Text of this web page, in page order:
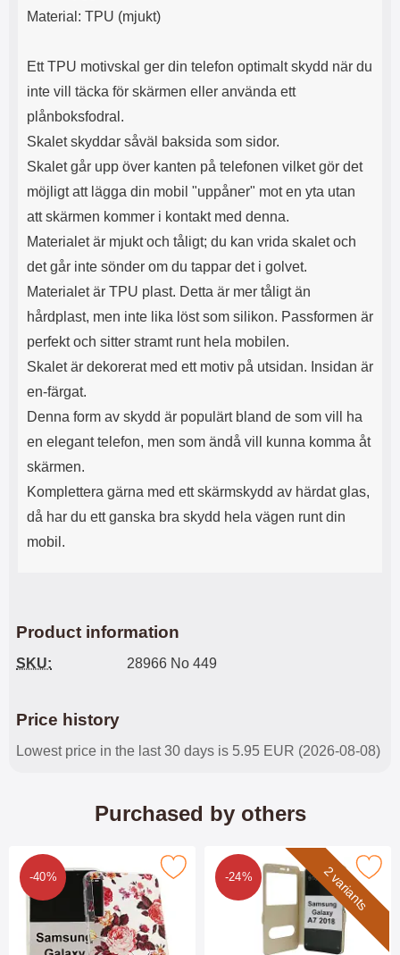
Material: TPU (mjukt)
Ett TPU motivskal ger din telefon optimalt skydd när du
inte vill täcka för skärmen eller använda ett
plånboksfodral.
Skalet skyddar såväl baksida som sidor.
Skalet går upp över kanten på telefonen vilket gör det
möjligt att lägga din mobil "uppåner" mot en yta utan
att skärmen kommer i kontakt med denna.
Materialet är mjukt och tåligt; du kan vrida skalet och
det går inte sönder om du tappar det i golvet.
Materialet är TPU plast. Detta är mer tåligt än
hårdplast, men inte lika löst som silikon. Passformen är
perfekt och sitter stramt runt hela mobilen.
Skalet är dekorerat med ett motiv på utsidan. Insidan är
en-färgat.
Denna form av skydd är populärt bland de som vill ha
en elegant telefon, men som ändå vill kunna komma åt
skärmen.
Komplettera gärna med ett skärmskydd av härdat glas,
då har du ett ganska bra skydd hela vägen runt din
mobil.
Product information
SKU: 28966 No 449
Price history
Lowest price in the last 30 days is 5.95 EUR (2026-08-08)
Purchased by others
-40%
Case TPU Samsung Galaxy A7 2018 (A750FN/DS) as
2 variants
-24%
Mark flipcase Samsung Galaxy A7